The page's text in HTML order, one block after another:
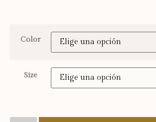
Color
Size